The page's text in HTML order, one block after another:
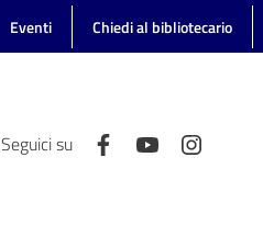
Eventi Chiedi al bibliotecario
Seguici su